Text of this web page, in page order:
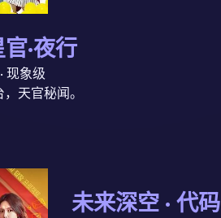
·夜行
现象级
天官秘闻。
未来深空 · 代码